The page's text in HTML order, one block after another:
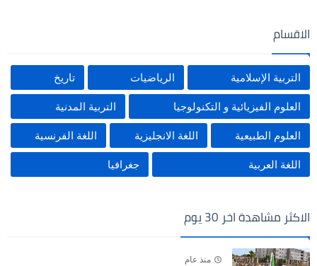
الاقسام
التربية الإسلامية الرياضيات تاريخ
العلوم الفيزيائية و التكنولوجيا التربية المدنية
العلوم الطبيعية اللغة الانجليزية اللغة الفرنسية
اللغة العربية جغرافيا
الاكثر مشاهدة اخر 30 يوم
منذ عام